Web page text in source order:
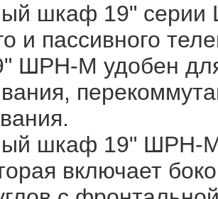
шкаф 19"
и пассивного
ШРН-М удобен для
шкаф 19" ШРН-М
включает